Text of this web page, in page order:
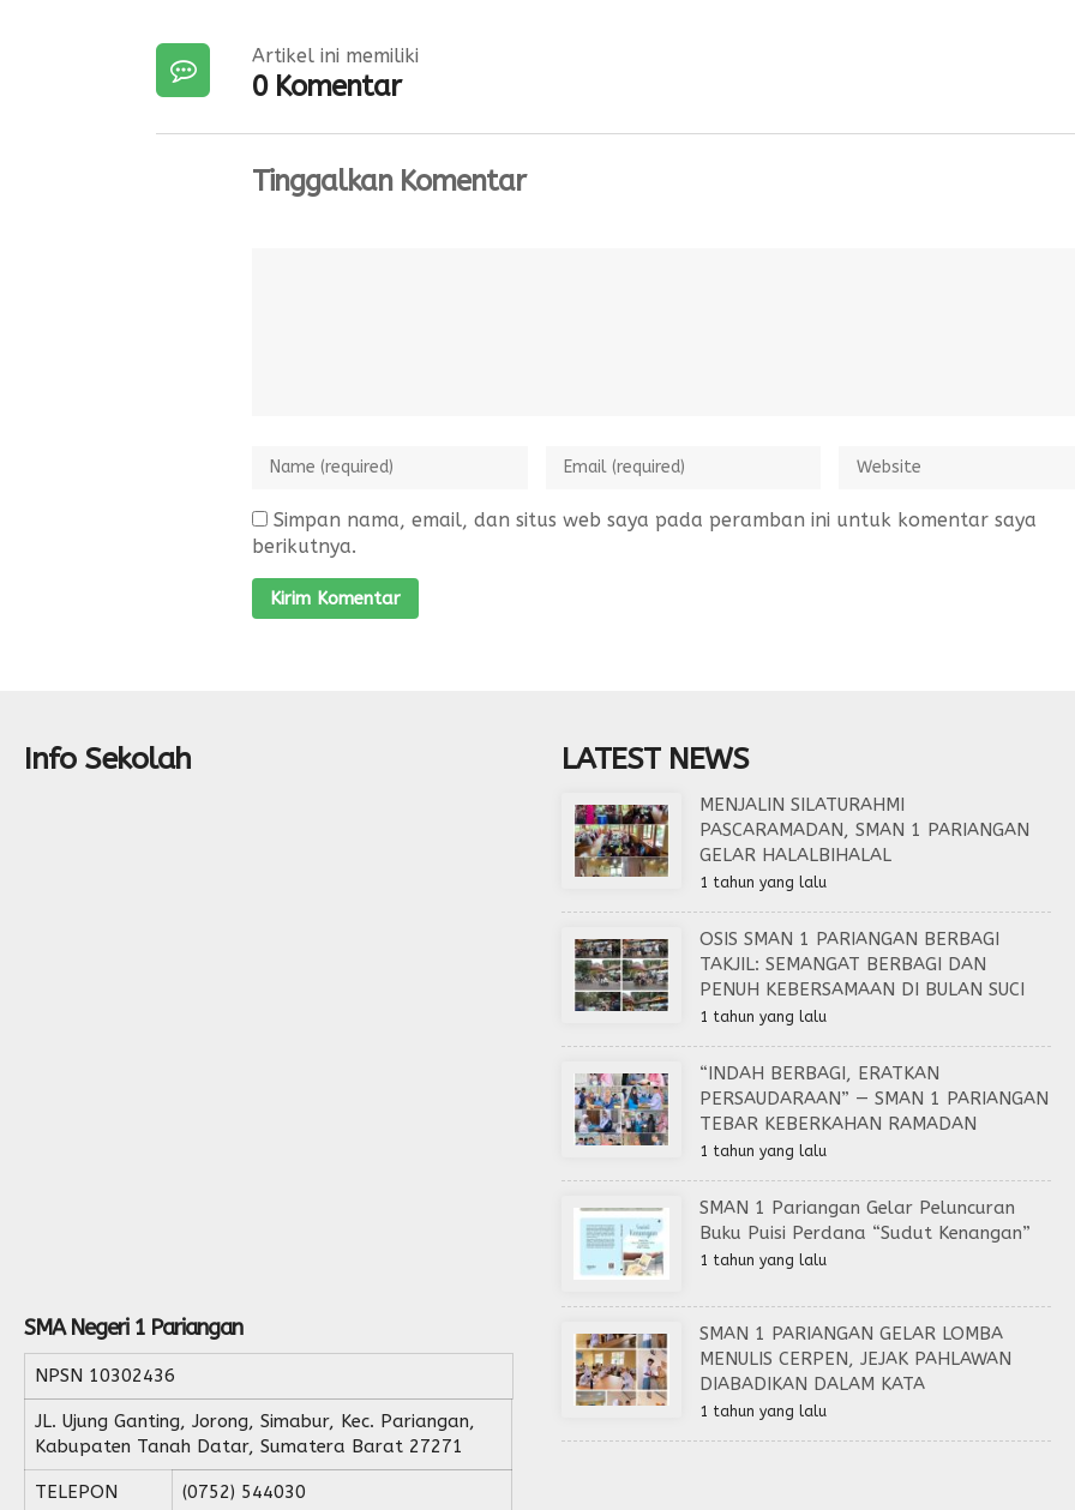
Artikel ini memiliki
0 Komentar
Tinggalkan Komentar
Simpan nama, email, dan situs web saya pada peramban ini untuk komentar saya
berikutnya.
Info Sekolah
SMA Negeri 1 Pariangan
NPSN 10302436
JL. Ujung Ganting, Jorong, Simabur, Kec. Pariangan,
Kabupaten Tanah Datar, Sumatera Barat 27271
TELEPON (0752) 544030
LATEST NEWS
MENJALIN SILATURAHMI
PASCARAMADAN, SMAN 1 PARIANGAN
GELAR HALALBIHALAL
1 tahun yang lalu
OSIS SMAN 1 PARIANGAN BERBAGI
TAKJIL: SEMANGAT BERBAGI DAN
PENUH KEBERSAMAAN DI BULAN SUCI
1 tahun yang lalu
“INDAH BERBAGI, ERATKAN
PERSAUDARAAN” — SMAN 1 PARIANGAN
TEBAR KEBERKAHAN RAMADAN
1 tahun yang lalu
SMAN 1 Pariangan Gelar Peluncuran
Buku Puisi Perdana “Sudut Kenangan”
1 tahun yang lalu
SMAN 1 PARIANGAN GELAR LOMBA
MENULIS CERPEN, JEJAK PAHLAWAN
DIABADIKAN DALAM KATA
1 tahun yang lalu